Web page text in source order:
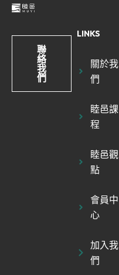
聯
絡
我
們
LINKS
關於我
們
睦邑課
程
睦邑觀
點
會員中
心
加入我
們